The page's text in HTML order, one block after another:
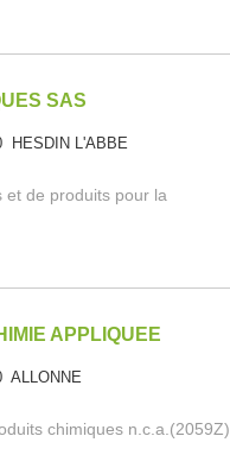
SAS
HESDIN L'ABBE
et de produits pour la
APPLIQUEE
ALLONNE
chimiques n.c.a.(2059Z)